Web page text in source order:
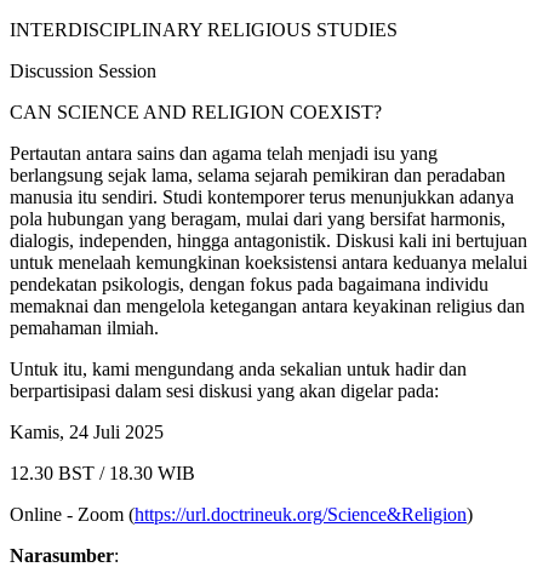
INTERDISCIPLINARY RELIGIOUS STUDIES
Discussion Session
CAN SCIENCE AND RELIGION COEXIST?
Pertautan antara sains dan agama telah menjadi isu yang
berlangsung sejak lama, selama sejarah pemikiran dan peradaban
manusia itu sendiri. Studi kontemporer terus menunjukkan adanya
pola hubungan yang beragam, mulai dari yang bersifat harmonis,
dialogis, independen, hingga antagonistik. Diskusi kali ini bertujuan
untuk menelaah kemungkinan koeksistensi antara keduanya melalui
pendekatan psikologis, dengan fokus pada bagaimana individu
memaknai dan mengelola ketegangan antara keyakinan religius dan
pemahaman ilmiah.
Untuk itu, kami mengundang anda sekalian untuk hadir dan
berpartisipasi dalam sesi diskusi yang akan digelar pada:
Kamis, 24 Juli 2025
12.30 BST / 18.30 WIB
Online - Zoom (https://url.doctrineuk.org/Science&Religion)
Narasumber: